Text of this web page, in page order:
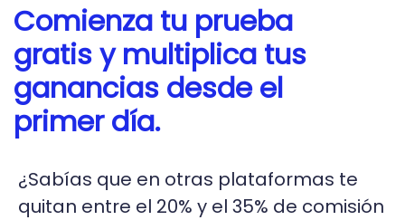
Comienza tu prueba
gratis y multiplica tus
ganancias desde el
primer día.
¿Sabías que en otras plataformas te
quitan entre el 20% y el 35% de comisión